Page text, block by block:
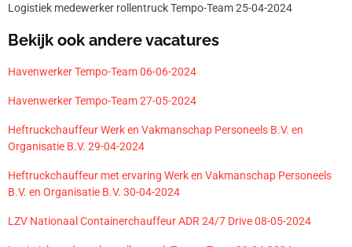
Logistiek medewerker rollentruck Tempo-Team 25-04-2024
Bekijk ook andere vacatures
Havenwerker Tempo-Team 06-06-2024
Havenwerker Tempo-Team 27-05-2024
Heftruckchauffeur Werk en Vakmanschap Personeels B.V. en
Organisatie B.V. 29-04-2024
Heftruckchauffeur met ervaring Werk en Vakmanschap Personeels
B.V. en Organisatie B.V. 30-04-2024
LZV Nationaal Containerchauffeur ADR 24/7 Drive 08-05-2024